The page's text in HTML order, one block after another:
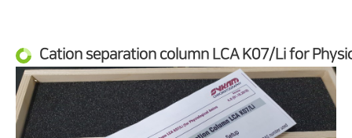
Cation separation column LCA K07/Li for